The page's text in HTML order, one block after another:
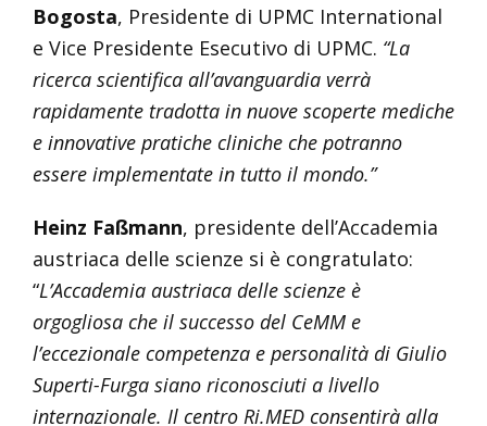
Bogosta, Presidente di UPMC International
e Vice Presidente Esecutivo di UPMC. “La
ricerca scientifica all’avanguardia verrà
rapidamente tradotta in nuove scoperte mediche
e innovative pratiche cliniche che potranno
essere implementate in tutto il mondo.”
Heinz Faßmann, presidente dell’Accademia
austriaca delle scienze si è congratulato:
“L’Accademia austriaca delle scienze è
orgogliosa che il successo del CeMM e
l’eccezionale competenza e personalità di Giulio
Superti-Furga siano riconosciuti a livello
internazionale. Il centro Ri.MED consentirà alla